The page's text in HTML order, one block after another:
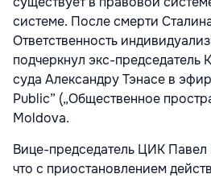
системе. После смерти
Ответственность
подчеркнул экс-председатель
суда Александру Тэнасе в
Public” („Общественное
Moldova.
Вице-председатель ЦИК
что с приостановлением